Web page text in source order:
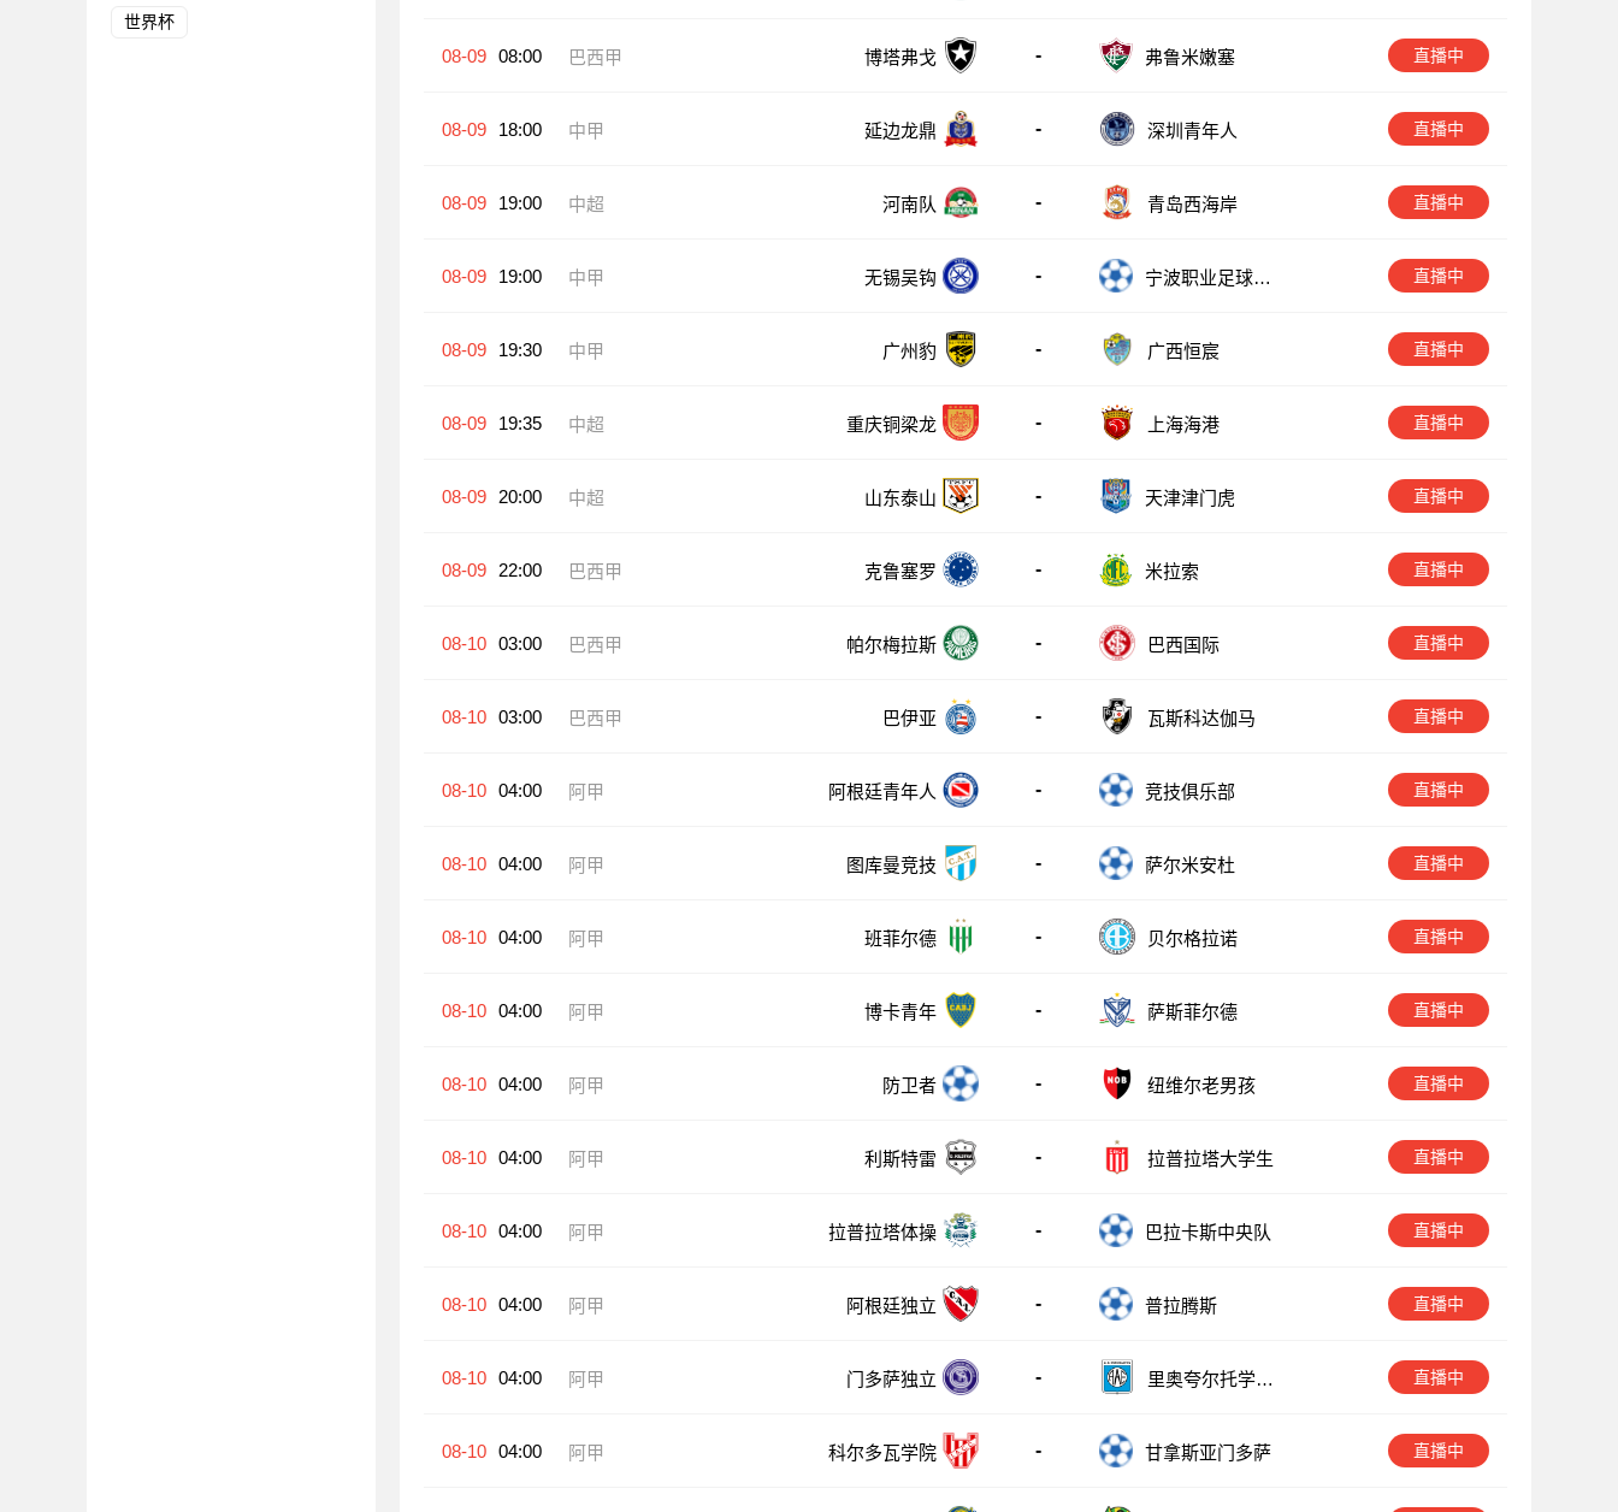
世界杯
08-09 08:00 巴西甲 博塔弗戈 - 弗鲁米嫩塞 直播中
08-09 18:00 中甲 延边龙鼎 - 深圳青年人 直播中
08-09 19:00 中超 河南队 - 青岛西海岸 直播中
08-09 19:00 中甲 无锡吴钩 -
宁波职业足球俱
直播中
08-09 19:30 中甲 广州豹 - 广西恒宸 直播中
08-09 19:35 中超 重庆铜梁龙 - 上海海港 直播中
08-09 20:00 中超 山东泰山 - 天津津门虎 直播中
08-09 22:00 巴西甲 克鲁塞罗 - 米拉索 直播中
08-10 03:00 巴西甲 帕尔梅拉斯 - 巴西国际 直播中
08-10 03:00 巴西甲 巴伊亚 - 瓦斯科达伽马 直播中
08-10 04:00 阿甲 阿根廷青年人 - 竞技俱乐部 直播中
08-10 04:00 阿甲 图库曼竞技 - 萨尔米安杜 直播中
08-10 04:00 阿甲 班菲尔德 - 贝尔格拉诺 直播中
08-10 04:00 阿甲 博卡青年 - 萨斯菲尔德 直播中
08-10 04:00 阿甲 防卫者 - 纽维尔老男孩 直播中
08-10 04:00 阿甲 利斯特雷 - 拉普拉塔大学生 直播中
08-10 04:00 阿甲 拉普拉塔体操 - 巴拉卡斯中央队 直播中
08-10 04:00 阿甲 阿根廷独立 - 普拉腾斯 直播中
08-10 04:00 阿甲 门多萨独立 -
里奥夸尔托学生
直播中
08-10 04:00 阿甲 科尔多瓦学院 - 甘拿斯亚门多萨 直播中